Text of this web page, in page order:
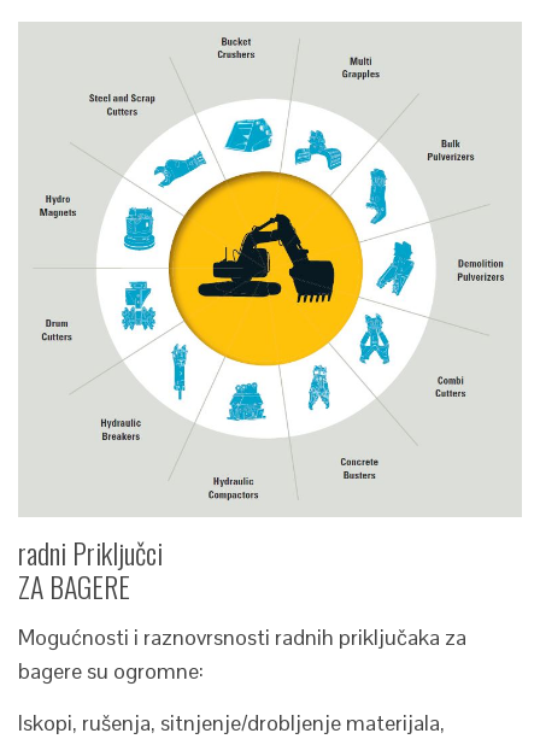
radni Priključci
ZA BAGERE
Mogućnosti i raznovrsnosti radnih priključaka za
bagere su ogromne:
Iskopi, rušenja, sitnjenje/drobljenje materijala,